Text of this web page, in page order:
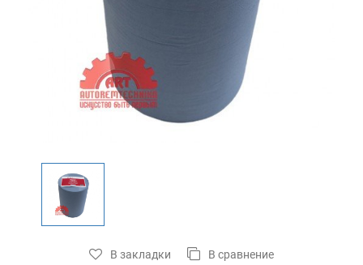
В закладки В сравнение